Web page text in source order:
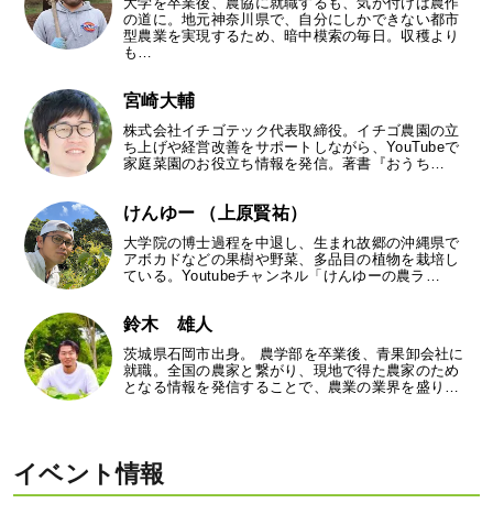
の道に。地元神奈川県で、自分にしかできない都市
型農業を実現するため、暗中模索の毎日。収穫より
も…
宮崎大輔
株式会社イチゴテック代表取締役。イチゴ農園の立
ち上げや経営改善をサポートしながら、YouTubeで
家庭菜園のお役立ち情報を発信。著書『おうち…
けんゆー （上原賢祐）
大学院の博士過程を中退し、生まれ故郷の沖縄県で
アボカドなどの果樹や野菜、多品目の植物を栽培し
ている。Youtubeチャンネル「けんゆーの農ラ…
鈴木 雄人
茨城県石岡市出身。 農学部を卒業後、青果卸会社に
就職。全国の農家と繋がり、現地で得た農家のため
となる情報を発信することで、農業の業界を盛り…
イベント情報